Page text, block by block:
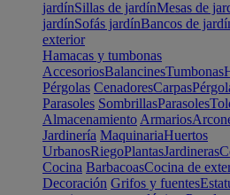
jardínSillas de jardínMesas de
jardínSofás jardínBancos de
exterior
Hamacas y tumbonas
AccesoriosBalancinesTumbonas
Pérgolas CenadoresCarpas
Parasoles SombrillasParasoles
Almacenamiento Armarios
Jardinería MaquinariaHuertos
UrbanosRiegoPlantasJardineras
Cocina BarbacoasCocina de
Decoración Grifos y fuentes